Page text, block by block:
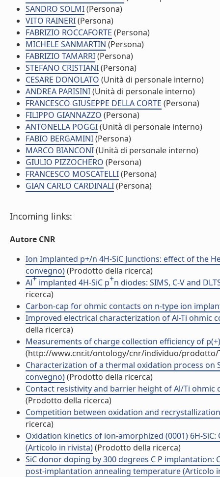
SANDRO SOLMI(Persona)
VITO RAINERI(Persona)
FABRIZIO ROCCAFORTE (Persona)
MICHELE SANMARTIN (Persona)
FABRIZIO TAMARRI(Persona)
STEFANO CRISTIANI(Persona)
CESARE DONOLATO (Unità di personale interno)
ANDREA PARISINI(Unità di personale interno)
FRANCESCO GIUSEPPE DELLA CORTE (Persona)
FILIPPO GIANNAZZO (Persona)
ANTONELLA POGGI(Unità di personale interno)
FABIO BERGAMINI(Persona)
MARCO BIANCONI(Unità di personale interno)
GIULIO PIZZOCHERO (Persona)
FRANCESCO MOSCATELLI(Persona)
GIAN CARLO CARDINALI(Persona)
Incoming links:
Autore CNR
Ion Implanted p+/n 4H-SiC Junctions: effect of the
convegno)(Prodotto della ricerca)
Al+ implanted 4H-SiC p+n diodes: SIMS, C-V and
ricerca)
Carbon-cap for ohmic contacts on n-type ion
Improved electrical characterization of Al-Ti ohmic
della ricerca)
Measurements of charge collection efficiency of
(http://www.cnr.it/ontology/cnr/individuo/prodotto/
Characterization of a thermal oxidation process
convegno)(Prodotto della ricerca)
Contact resistivity and barrier height of Al/Ti ohmic
(Prodotto della ricerca)
Competition between oxidation and
ricerca)
Oxidation kinetics of ion-amorphized (0001) 6H-
(Articolo in rivista)(Prodotto della ricerca)
SiC donor doping by 300 degrees C P
post-implantation annealing temperature (Articolo